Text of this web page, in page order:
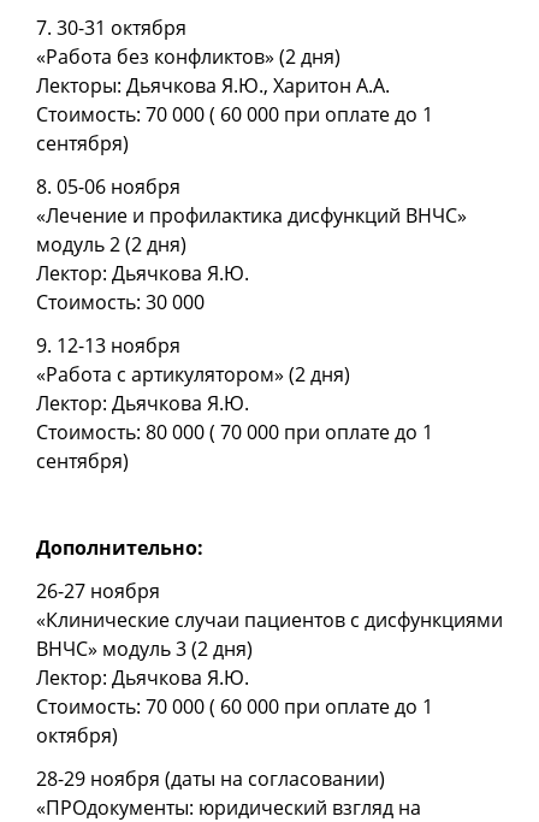
7. 30-31 октября
«Работа без конфликтов» (2 дня)
Лекторы: Дьячкова Я.Ю., Харитон А.А.
Стоимость: 70 000 ( 60 000 при оплате до 1
сентября)
8. 05-06 ноября
«Лечение и профилактика дисфункций ВНЧС»
модуль 2 (2 дня)
Лектор: Дьячкова Я.Ю.
Стоимость: 30 000
9. 12-13 ноября
«Работа с артикулятором» (2 дня)
Лектор: Дьячкова Я.Ю.
Стоимость: 80 000 ( 70 000 при оплате до 1
сентября)
Дополнительно:
26-27 ноября
«Клинические случаи пациентов с дисфункциями
ВНЧС» модуль 3 (2 дня)
Лектор: Дьячкова Я.Ю.
Стоимость: 70 000 ( 60 000 при оплате до 1
октября)
28-29 ноября (даты на согласовании)
«ПРОдокументы: юридический взгляд на